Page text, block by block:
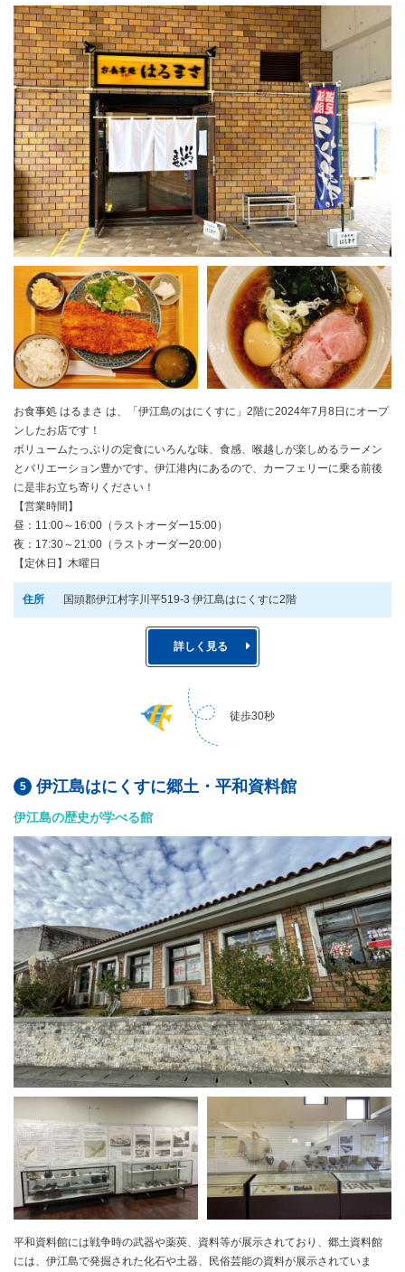
お食事処 はるまさ は、「伊江島のはにくすに」2階に2024年7月8日にオープ
ンしたお店です！
ボリュームたっぷりの定食にいろんな味、食感、喉越しが楽しめるラーメン
とバリエーション豊かです。伊江港内にあるので、カーフェリーに乗る前後
に是非お立ち寄りください！
【営業時間】
昼：11:00～16:00（ラストオーダー15:00）
夜：17:30～21:00（ラストオーダー20:00）
【定休日】木曜日
住所 国頭郡伊江村字川平519-3 伊江島はにくすに2階
詳しく見る
徒歩30秒
伊江島はにくすに郷土・平和資料館
伊江島の歴史が学べる館
平和資料館には戦争時の武器や薬莢、資料等が展示されており、郷土資料館
には、伊江島で発掘された化石や土器、民俗芸能の資料が展示されていま